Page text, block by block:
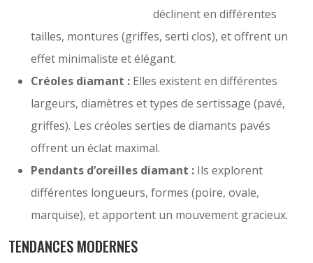
déclinent en différentes
tailles, montures (griffes, serti clos), et offrent un
effet minimaliste et élégant.
Créoles diamant : Elles existent en différentes
largeurs, diamètres et types de sertissage (pavé,
griffes). Les créoles serties de diamants pavés
offrent un éclat maximal.
Pendants d’oreilles diamant : Ils explorent
différentes longueurs, formes (poire, ovale,
marquise), et apportent un mouvement gracieux.
TENDANCES MODERNES